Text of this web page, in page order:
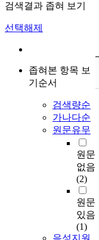
검색결과 좁혀 보기
선택해제
좁혀본 항목 보
기순서
검색량순
가나다순
원문유무
원문
없음
(2)
원문
있음
(1)